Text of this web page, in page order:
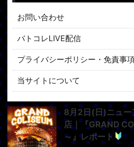
お問い合わせ
バトコレLIVE配信
プライバシーポリシー・免責事
当サイトについて
8月2日(日)ニュー
店｜『GRAND
～』レポート